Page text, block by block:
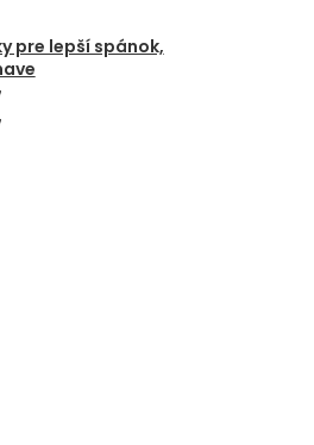
pre lepší spánok,